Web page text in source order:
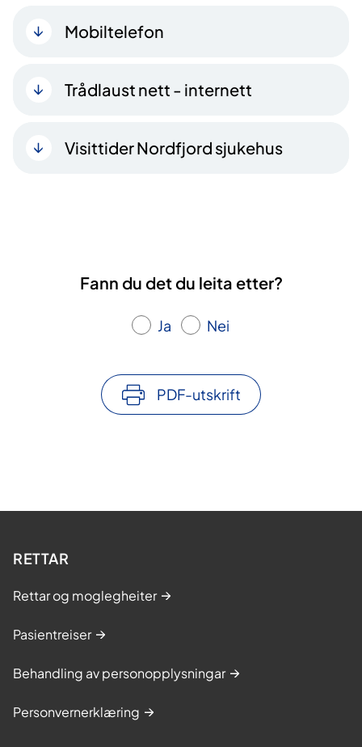
Mobiltelefon
Trådlaust nett - internett
Visittider Nordfjord sjukehus
Fann du det du leita etter?
Ja Nei
PDF-utskrift
RETTAR
Rettar og moglegheiter
Pasientreiser
Behandling av personopplysningar
Personvernerklæring